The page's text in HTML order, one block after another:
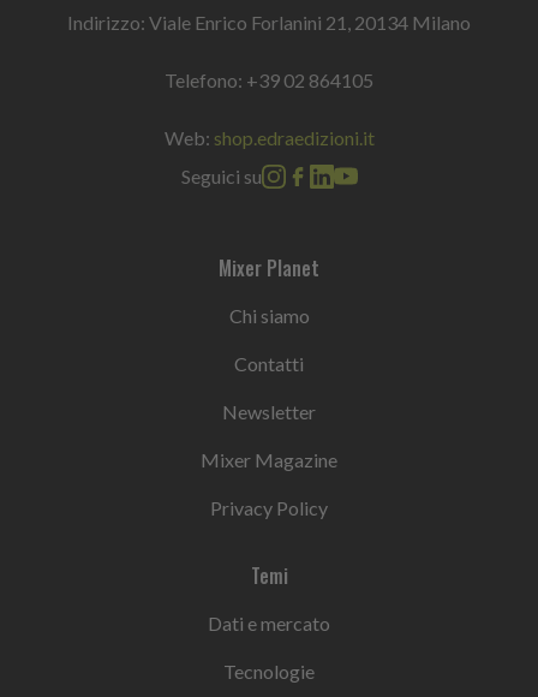
Indirizzo: Viale Enrico Forlanini 21, 20134 Milano
Telefono: +39 02 864105
Web: shop.edraedizioni.it
Seguici su
Mixer Planet
Chi siamo
Contatti
Newsletter
Mixer Magazine
Privacy Policy
Temi
Dati e mercato
Tecnologie